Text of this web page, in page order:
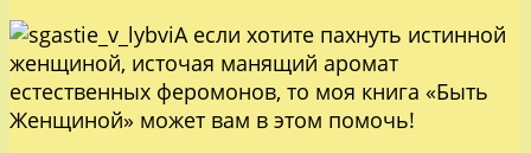
А если хотите пахнуть истинной
женщиной, источая манящий аромат
естественных феромонов, то моя книга «Быть
Женщиной» может вам в этом помочь!